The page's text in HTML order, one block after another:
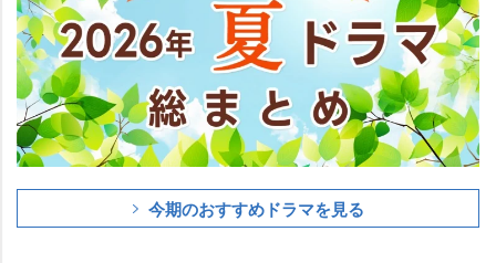
今期のおすすめドラマを見る